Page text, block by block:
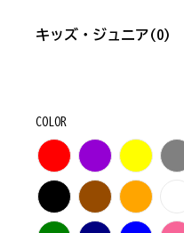
キッズ・ジュニア(0)
COLOR